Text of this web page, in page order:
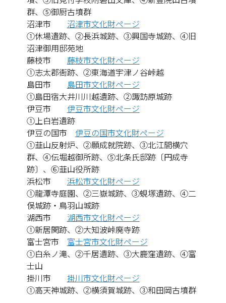
群、⑤御厨古墳群
沼津市 沼津市文化財ページ
①休場遺跡、②長浜城跡、③興国寺城跡、④旧
沼津御用邸苑地
藤枝市 藤枝市文化財ページ
①志太郡衙跡、②東海道宇津ノ谷峠越
島田市 島田市文化財ページ
①島田宿大井川川越遺跡、②諏訪原城跡
伊豆市 伊豆市文化財ページ
①上白岩遺跡
伊豆の国市 伊豆の国市文化財ページ
①韮山反射炉、②願成就院跡、③北江間横穴
群、④伝堀越御所跡、⑤北条氏邸跡〔円成寺
跡〕、⑥韮山役所跡
浜松市 浜松市文化財ページ
①龍潭寺庭園、②三嶽城跡、③蜆塚遺跡、④二
俣城跡・鳥羽山城跡
湖西市 湖西市文化財ページ
①新居関跡、②大知波峠廃寺跡
富士宮市 富士宮市文化財ページ
①白糸ノ滝、②千居遺跡、③大鹿窪遺跡、④富
士山
掛川市 掛川市文化財ページ
①高天神城跡、②横須賀城跡、③和田岡古墳群